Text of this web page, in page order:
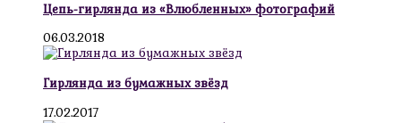
Цепь-гирлянда из «Влюбленных» фотографий
06.03.2018
Гирлянда из бумажных звёзд
17.02.2017